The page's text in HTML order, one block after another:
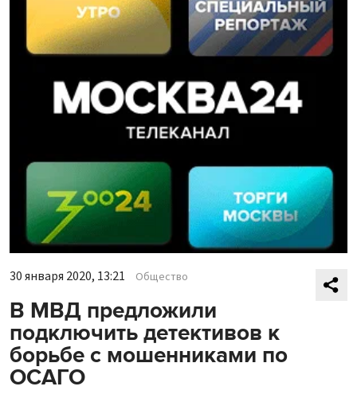
30 января 2020, 13:21 Общество
В МВД предложили
подключить детективов к
борьбе с мошенниками по
ОСАГО